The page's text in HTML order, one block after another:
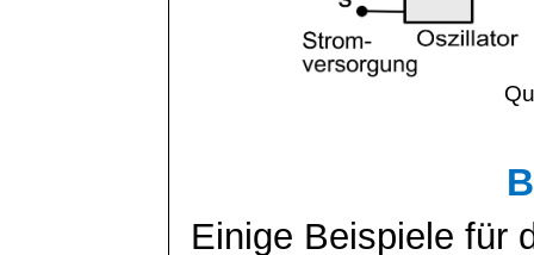
Einige Beispiele für